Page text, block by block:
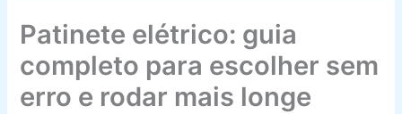
Patinete elétrico: guia
completo para escolher sem
erro e rodar mais longe